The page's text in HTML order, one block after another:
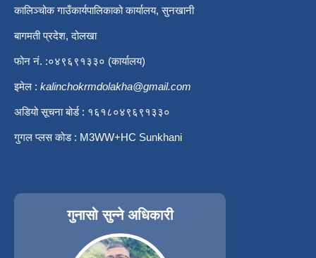
कालिञ्चोक गाउँकार्यपालिकाको कार्यालय, सुनखानी
बागमती प्रदेश, दोलखा
फोन नं. :०४९६९१३३० (कार्यालय)
इमेल : kalinchokrmdolakha@gmail.com
अडियो सूचना बोर्ड : १६१८०४९६९१३३०
गुगल प्लस कोड : M3WW+HC Sunkhani
गुनासो सुन्ने अधिकारी